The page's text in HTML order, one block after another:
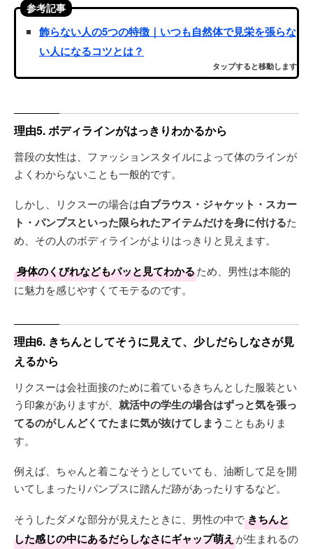
参考記事
飾らない人の5つの特徴｜いつも自然体で見栄を張らな
い人になるコツとは？
タップすると移動します
理由5. ボディラインがはっきりわかるから
普段の女性は、ファッションスタイルによって体のラインが
よくわからないことも一般的です。
しかし、リクスーの場合は白ブラウス・ジャケット・スカー
ト・パンプスといった限られたアイテムだけを身に付けるた
め、その人のボディラインがよりはっきりと見えます。
身体のくびれなどもパッと見てわかるため、男性は本能的
に魅力を感じやすくてモテるのです。
理由6. きちんとしてそうに見えて、少しだらしなさが見
えるから
リクスーは会社面接のために着ているきちんとした服装とい
う印象がありますが、 就活中の学生の場合はずっと気を張っ
てるのがしんどくてたまに気が抜けてしまう こともありま
す。
例えば、ちゃんと着こなそうとしていても、油断して足を開
いてしまったりパンプスに踏んだ跡があったりするなど。
そうしたダメな部分が見えたときに、男性の中できちんと
した感じの中にあるだらしなさにギャップ萌えが生まれるの